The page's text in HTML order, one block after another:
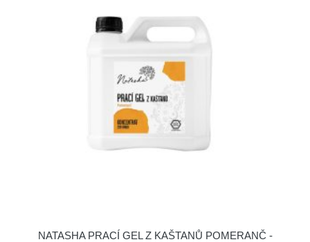
NATASHA PRACÍ GEL Z KAŠTANŮ POMERANČ -